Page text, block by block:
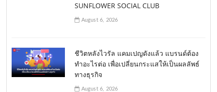
SUNFLOWER SOCIAL CLUB
August 6, 2026
ชีวิตหลังไวรัล แคมเปญดังแล้ว แบรนด์ต้อง
ทำอะไรต่อ เพื่อเปลี่ยนกระแสให้เป็นผลลัพธ์
ทางธุรกิจ
August 6, 2026